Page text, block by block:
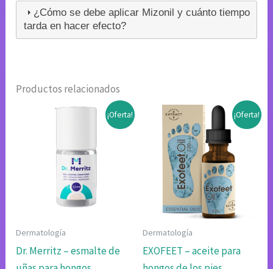
¿Cómo se debe aplicar Mizonil y cuánto tiempo
tarda en hacer efecto?
Productos relacionados
¡Oferta!
Dermatología
Dr. Merritz – esmalte de
¡Oferta!
Dermatología
EXOFEET – aceite para